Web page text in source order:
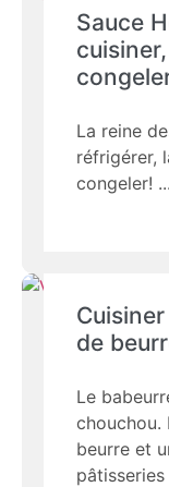
Sauce
La reine
réfrigérer,
congeler!
de
Le
chouchou.
beurre et